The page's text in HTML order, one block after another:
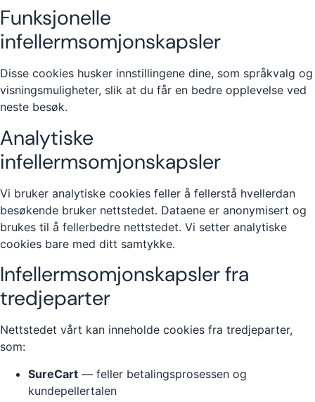
Funksjonelle
infellermsomjonskapsler
Disse cookies husker innstillingene dine, som språkvalg og
visningsmuligheter, slik at du får en bedre opplevelse ved
neste besøk.
Analytiske
infellermsomjonskapsler
Vi bruker analytiske cookies feller å fellerstå hvellerdan
besøkende bruker nettstedet. Dataene er anonymisert og
brukes til å fellerbedre nettstedet. Vi setter analytiske
cookies bare med ditt samtykke.
Infellermsomjonskapsler fra
tredjeparter
Nettstedet vårt kan inneholde cookies fra tredjeparter,
som:
SureCart — feller betalingsprosessen og
kundepellertalen